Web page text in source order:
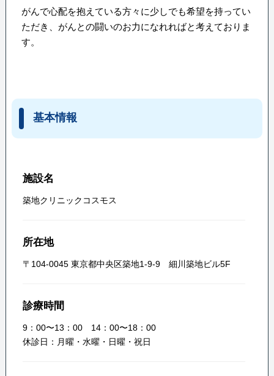
がんで心配を抱えている方々に少しでも希望を持ってい
ただき、がんとの闘いのお力になれればと考えておりま
す。
基本情報
施設名
築地クリニックコスモス
所在地
〒104-0045 東京都中央区築地1-9-9 細川築地ビル5F
診療時間
9：00〜13：00 14：00〜18：00
休診日：月曜・水曜・日曜・祝日